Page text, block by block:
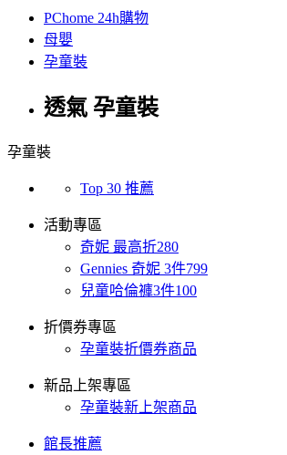
PChome 24h購物
母嬰
孕童裝
透氣 孕童裝
孕童裝
Top 30 推薦
活動專區
奇妮 最高折280
Gennies 奇妮 3件799
兒童哈倫褲3件100
折價券專區
孕童裝折價券商品
新品上架專區
孕童裝新上架商品
館長推薦